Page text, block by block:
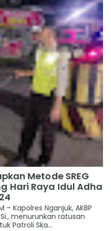
Metode SREG
Hari Raya Idul Adha
– Kapolres Nganjuk, AKBP
menurunkan ratusan
Patroli Ska...